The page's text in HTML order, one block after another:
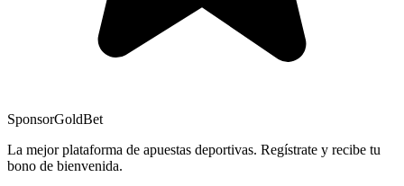
SponsorGoldBet
La mejor plataforma de apuestas deportivas. Regístrate y recibe tu
bono de bienvenida.